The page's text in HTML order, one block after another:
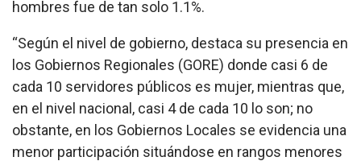
hombres fue de tan solo 1.1%.
“Según el nivel de gobierno, destaca su presencia en
los Gobiernos Regionales (GORE) donde casi 6 de
cada 10 servidores públicos es mujer, mientras que,
en el nivel nacional, casi 4 de cada 10 lo son; no
obstante, en los Gobiernos Locales se evidencia una
menor participación situándose en rangos menores